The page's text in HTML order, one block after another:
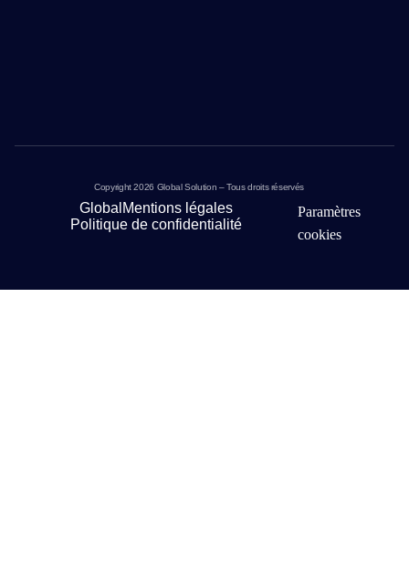
Copyright 2026 Global Solution – Tous droits réservés
Global Mentions légales
Politique de confidentialité
Paramètres
cookies